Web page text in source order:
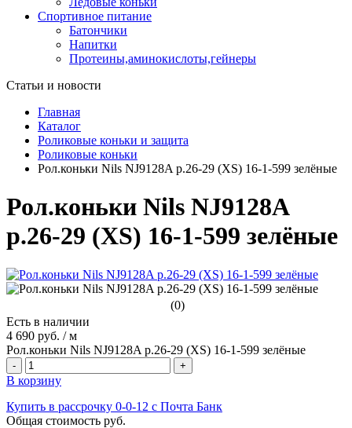
Спортивное питание
Батончики
Напитки
Протеины,аминокислоты,гейнеры
Статьи и новости
Главная
Каталог
Роликовые коньки и защита
Роликовые коньки
Рол.коньки Nils NJ9128A р.26-29 (XS) 16-1-599 зелёные
Рол.коньки Nils NJ9128A
р.26-29 (XS) 16-1-599 зелёные
(0)
Есть в наличии
4 690 руб. / м
Рол.коньки Nils NJ9128A р.26-29 (XS) 16-1-599 зелёные
- +
В корзину
Купить в рассрочку 0-0-12 с Почта Банк
Общая стоимость руб.